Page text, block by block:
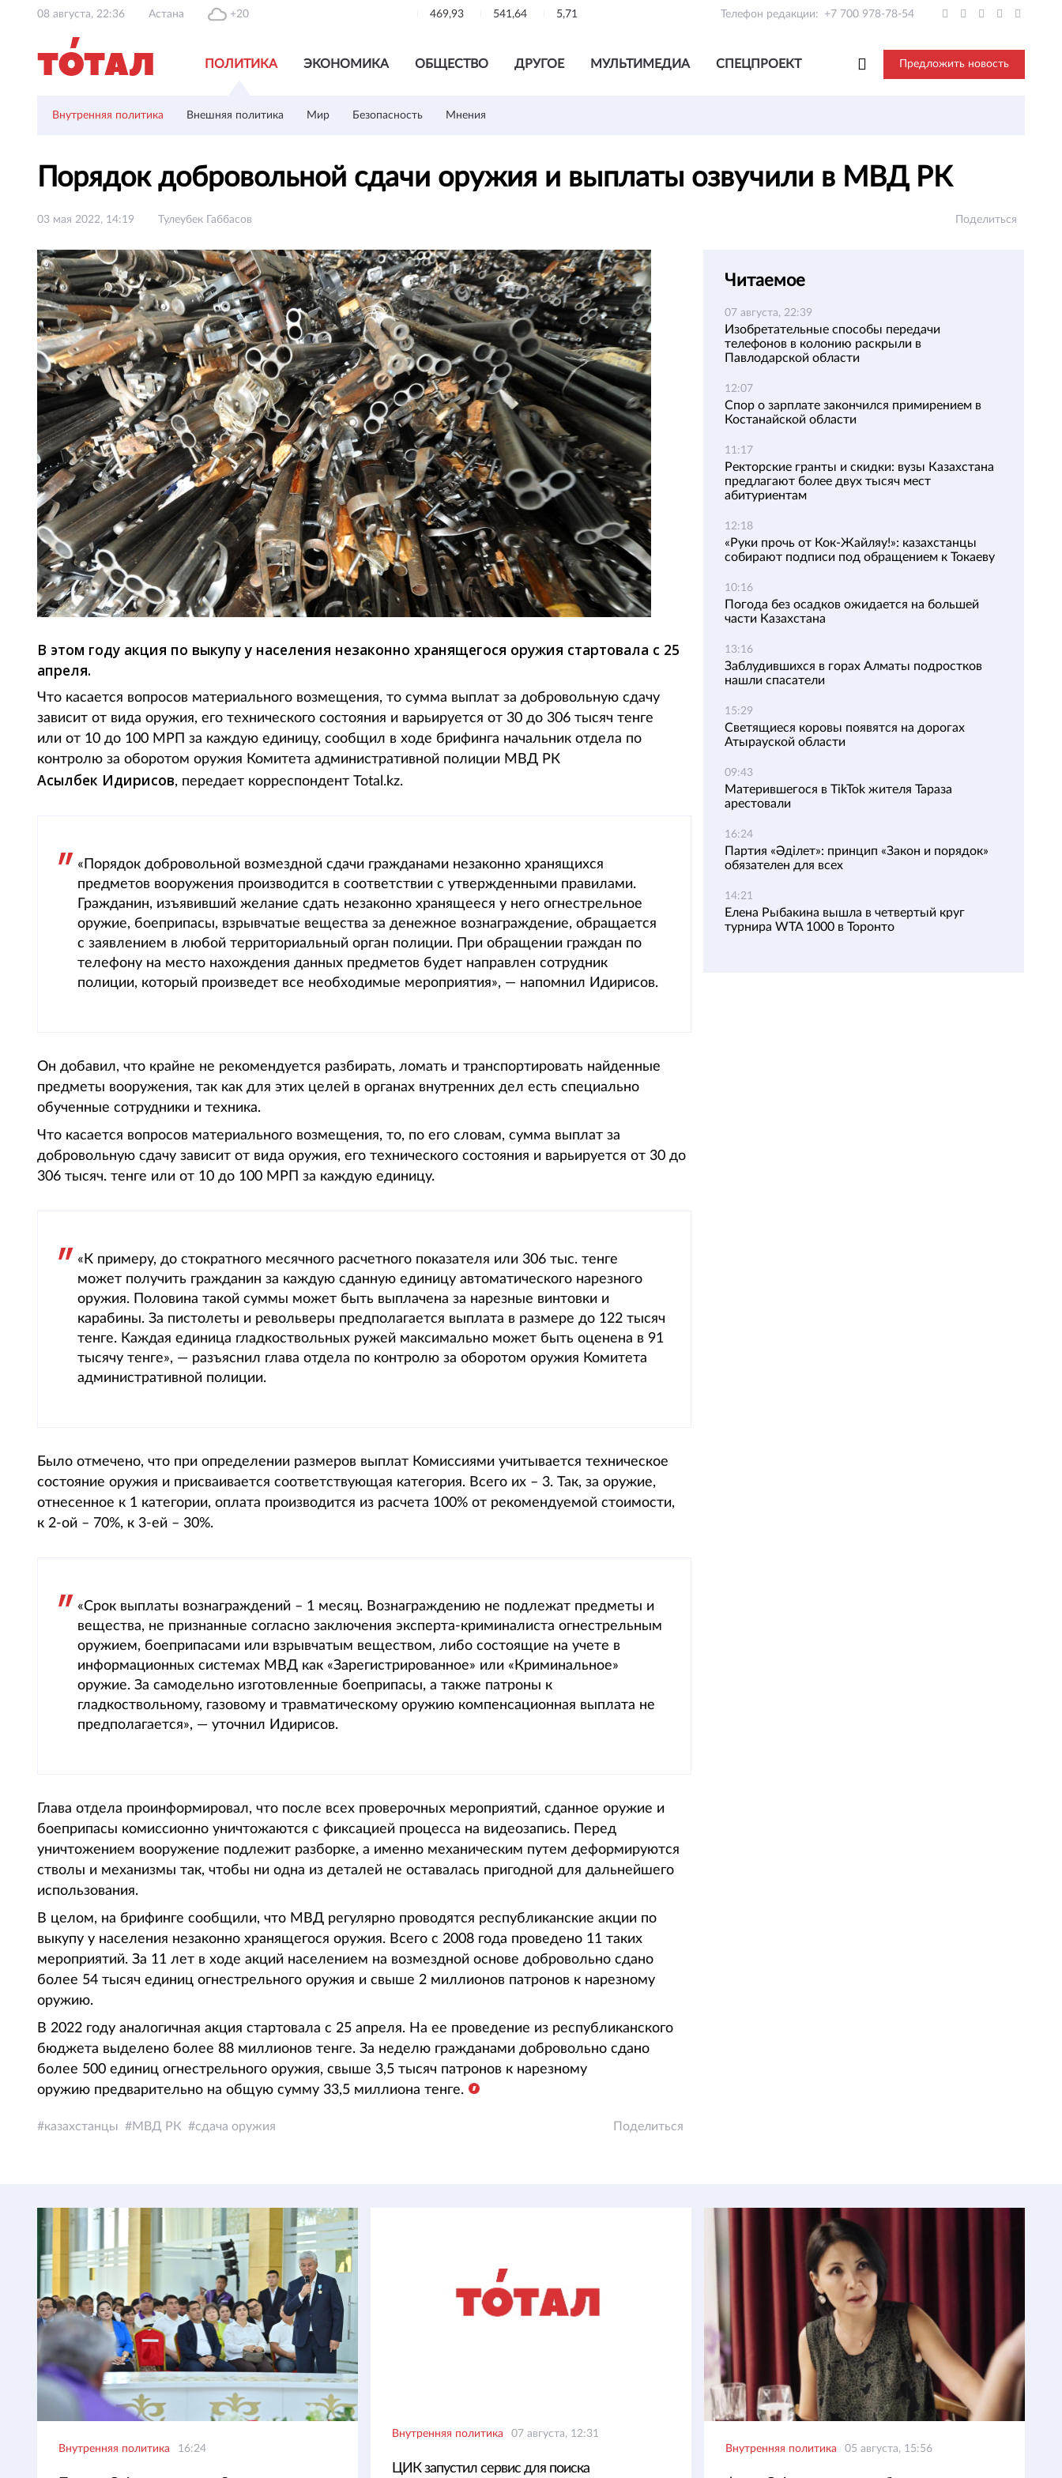
08 августа, 22:36 Астана +20 469,93 541,64 5,71 Телефон редакции: +7 700 978-78-54
ПОЛИТИКА ЭКОНОМИКА ОБЩЕСТВО ДРУГОЕ МУЛЬТИМЕДИА СПЕЦПРОЕКТ Предложить новость
Внутренняя политика Внешняя политика Мир Безопасность Мнения
Порядок добровольной сдачи оружия и выплаты озвучили в МВД РК
03 мая 2022, 14:19 Тулеубек Габбасов Поделиться
В этом году акция по выкупу у населения незаконно хранящегося оружия стартовала с 25
апреля.
Что касается вопросов материального возмещения, то сумма выплат за добровольную сдачу
зависит от вида оружия, его технического состояния и варьируется от 30 до 306 тысяч тенге
или от 10 до 100 МРП за каждую единицу, сообщил в ходе брифинга начальник отдела по
контролю за оборотом оружия Комитета административной полиции МВД РК
Асылбек Идирисов, передает корреспондент Total.kz.
«Порядок добровольной возмездной сдачи гражданами незаконно хранящихся
предметов вооружения производится в соответствии с утвержденными правилами.
Гражданин, изъявивший желание сдать незаконно хранящееся у него огнестрельное
оружие, боеприпасы, взрывчатые вещества за денежное вознаграждение, обращается
с заявлением в любой территориальный орган полиции. При обращении граждан по
телефону на место нахождения данных предметов будет направлен сотрудник
полиции, который произведет все необходимые мероприятия», — напомнил Идирисов.
Он добавил, что крайне не рекомендуется разбирать, ломать и транспортировать найденные
предметы вооружения, так как для этих целей в органах внутренних дел есть специально
обученные сотрудники и техника.
Что касается вопросов материального возмещения, то, по его словам, сумма выплат за
добровольную сдачу зависит от вида оружия, его технического состояния и варьируется от 30 до
306 тысяч. тенге или от 10 до 100 МРП за каждую единицу.
«К примеру, до стократного месячного расчетного показателя или 306 тыс. тенге
может получить гражданин за каждую сданную единицу автоматического нарезного
оружия. Половина такой суммы может быть выплачена за нарезные винтовки и
карабины. За пистолеты и револьверы предполагается выплата в размере до 122 тысяч
тенге. Каждая единица гладкоствольных ружей максимально может быть оценена в 91
тысячу тенге», — разъяснил глава отдела по контролю за оборотом оружия Комитета
административной полиции.
Было отмечено, что при определении размеров выплат Комиссиями учитывается техническое
состояние оружия и присваивается соответствующая категория. Всего их – 3. Так, за оружие,
отнесенное к 1 категории, оплата производится из расчета 100% от рекомендуемой стоимости,
к 2-ой – 70%, к 3-ей – 30%.
«Срок выплаты вознаграждений – 1 месяц. Вознаграждению не подлежат предметы и
вещества, не признанные согласно заключения эксперта-криминалиста огнестрельным
оружием, боеприпасами или взрывчатым веществом, либо состоящие на учете в
информационных системах МВД как «Зарегистрированное» или «Криминальное»
оружие. За самодельно изготовленные боеприпасы, а также патроны к
гладкоствольному, газовому и травматическому оружию компенсационная выплата не
предполагается», — уточнил Идирисов.
Глава отдела проинформировал, что после всех проверочных мероприятий, сданное оружие и
боеприпасы комиссионно уничтожаются с фиксацией процесса на видеозапись. Перед
уничтожением вооружение подлежит разборке, а именно механическим путем деформируются
стволы и механизмы так, чтобы ни одна из деталей не оставалась пригодной для дальнейшего
использования.
В целом, на брифинге сообщили, что МВД регулярно проводятся республиканские акции по
выкупу у населения незаконно хранящегося оружия. Всего с 2008 года проведено 11 таких
мероприятий. За 11 лет в ходе акций населением на возмездной основе добровольно сдано
более 54 тысяч единиц огнестрельного оружия и свыше 2 миллионов патронов к нарезному
оружию.
В 2022 году аналогичная акция стартовала с 25 апреля. На ее проведение из республиканского
бюджета выделено более 88 миллионов тенге. За неделю гражданами добровольно сдано
более 500 единиц огнестрельного оружия, свыше 3,5 тысяч патронов к нарезному
оружию предварительно на общую сумму 33,5 миллиона тенге.
казахстанцы МВД РК сдача оружия Поделиться
Читаемое
07 августа, 22:39
Изобретательные способы передачи
телефонов в колонию раскрыли в
Павлодарской области
12:07
Спор о зарплате закончился примирением в
Костанайской области
11:17
Ректорские гранты и скидки: вузы Казахстана
предлагают более двух тысяч мест
абитуриентам
12:18
«Руки прочь от Кок-Жайляу!»: казахстанцы
собирают подписи под обращением к Токаеву
10:16
Погода без осадков ожидается на большей
части Казахстана
13:16
Заблудившихся в горах Алматы подростков
нашли спасатели
15:29
Светящиеся коровы появятся на дорогах
Атырауской области
09:43
Матерившегося в TikTok жителя Тараза
арестовали
16:24
Партия «Әділет»: принцип «Закон и порядок»
обязателен для всех
14:21
Елена Рыбакина вышла в четвертый круг
турнира WTA 1000 в Торонто
Внутренняя политика 16:24
Внутренняя политика 07 августа, 12:31
ЦИК запустил сервис для поиска
Внутренняя политика 05 августа, 15:56